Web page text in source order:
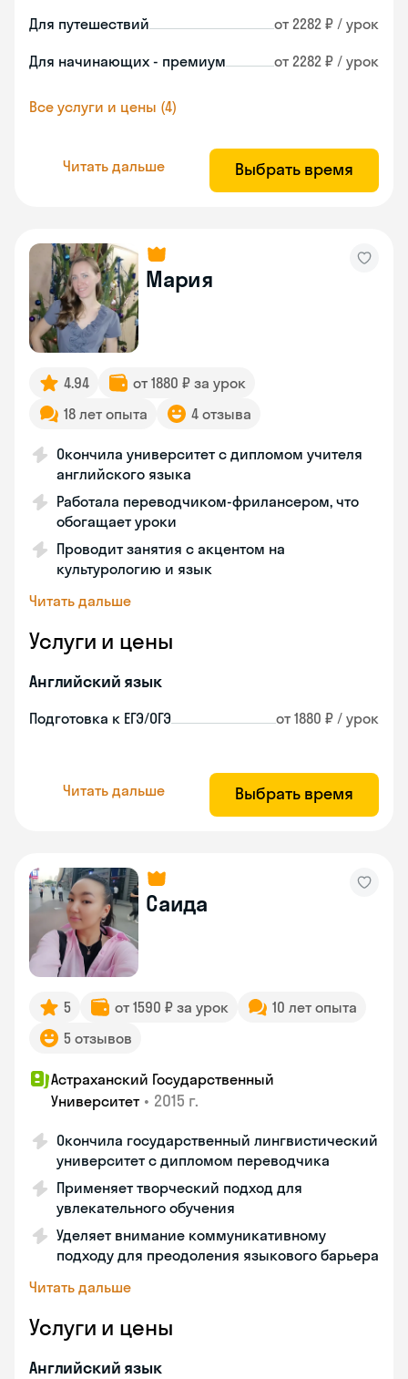
Для путешествий от 2282 ₽ / урок
Для начинающих - премиум от 2282 ₽ / урок
Все услуги и цены (4)
Читать дальше Выбрать время
Мария
4.94
от 1880 ₽ за урок
18 лет опыта
4 отзыва
Окончила университет с дипломом учителя
английского языка
Работала переводчиком-фрилансером, что
обогащает уроки
Проводит занятия с акцентом на
культурологию и язык
Читать дальше
Услуги и цены
Английский язык
Подготовка к ЕГЭ/ОГЭ от 1880 ₽ / урок
Читать дальше Выбрать время
Саида
5 от 1590 ₽ за урок
10 лет опыта
5 отзывов
Астраханский Государственный
Университет • 2015 г.
Окончила государственный лингвистический
университет с дипломом переводчика
Применяет творческий подход для
увлекательного обучения
Уделяет внимание коммуникативному
подходу для преодоления языкового барьера
Читать дальше
Услуги и цены
Английский язык